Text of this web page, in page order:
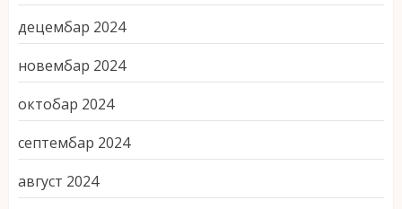
децембар 2024
новембар 2024
октобар 2024
септембар 2024
август 2024